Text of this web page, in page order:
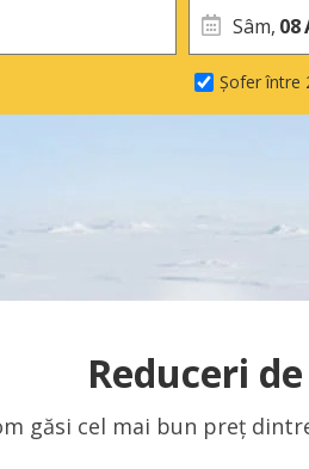
Sâm, 08
Șofer între
Reduceri
găsi cel mai bun preț